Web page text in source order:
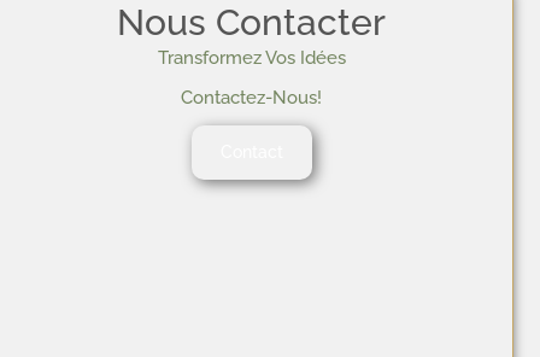
Nous Contacter
Transformez Vos Idées
Contactez-Nous!